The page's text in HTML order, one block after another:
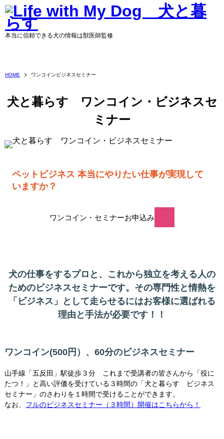
本当に信頼できる犬の情報は獣医師監修
HOME ワンコインビジネスセミナー
犬と暮らす ワンコイン・ビジネスセ
ミナー
ペットビジネス 本当にやりたい仕事が実現して
いますか？
ワンコイン・セミナーお申込み
犬の仕事をするプロと、これから独立を考える人の
ためのビジネスセミナーです。その専門性と情熱を
「ビジネス」として走らせるにはお客様に選ばれる
理由と手法が必要です！！
ワンコイン(500円）、60分のビジネスセミナー
山手線「五反田」駅徒歩３分 これまで受講者の皆さんから「役に
たつ！」と高い評価を受けている３時間の「犬と暮らす ビジネス
セミナー」のさわりを１時間で受けることができます。
なお、 フルのビジネスセミナー（３時間）開催はこちらから！